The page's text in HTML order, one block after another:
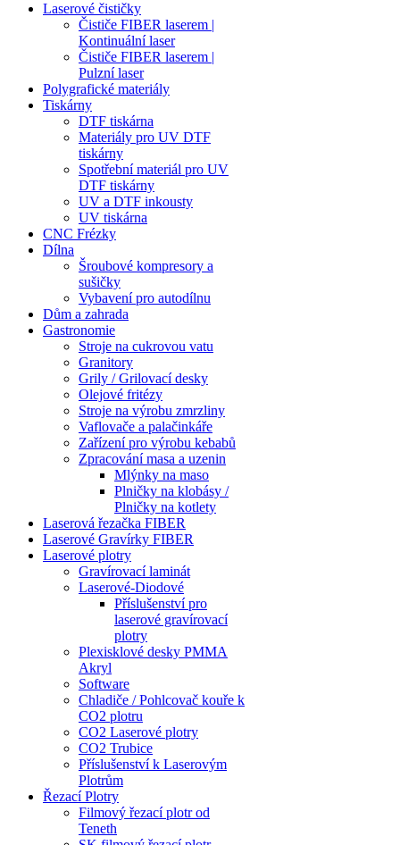
Laserové čističky
Čističe FIBER laserem |
Kontinuální laser
Čističe FIBER laserem |
Pulzní laser
Polygrafické materiály
Tiskárny
DTF tiskárna
Materiály pro UV DTF
tiskárny
Spotřební materiál pro UV
DTF tiskárny
UV a DTF inkousty
UV tiskárna
CNC Frézky
Dílna
Šroubové kompresory a
sušičky
Vybavení pro autodílnu
Dům a zahrada
Gastronomie
Stroje na cukrovou vatu
Granitory
Grily / Grilovací desky
Olejové fritézy
Stroje na výrobu zmrzliny
Vaflovače a palačinkáře
Zařízení pro výrobu kebabů
Zpracování masa a uzenin
Mlýnky na maso
Plničky na klobásy /
Plničky na kotlety
Laserová řezačka FIBER
Laserové Gravírky FIBER
Laserové plotry
Gravírovací laminát
Laserové-Diodové
Příslušenství pro
laserové gravírovací
plotry
Plexisklové desky PMMA
Akryl
Software
Chladiče / Pohlcovač kouře k
CO2 plotru
CO2 Laserové plotry
CO2 Trubice
Příslušenství k Laserovým
Plotrům
Řezací Plotry
Filmový řezací plotr od
Teneth